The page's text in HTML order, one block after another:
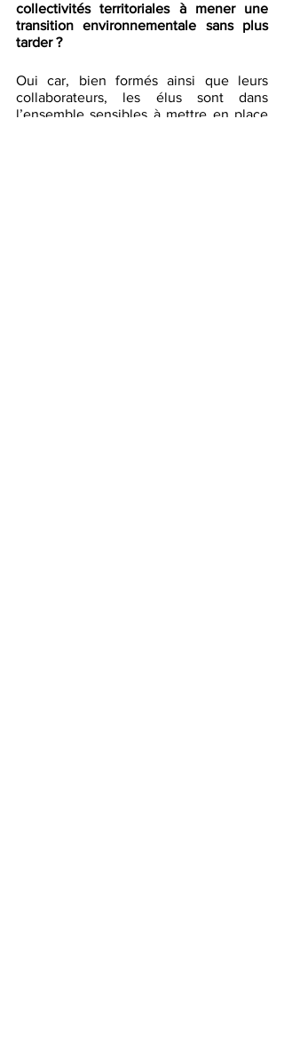
collectivités territoriales à mener une
transition environnementale sans plus
tarder ?
Oui car, bien formés ainsi que leurs
collaborateurs, les élus sont dans
l’ensemble sensibles à mettre en place